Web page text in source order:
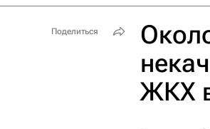
ЖКХ
Поделиться